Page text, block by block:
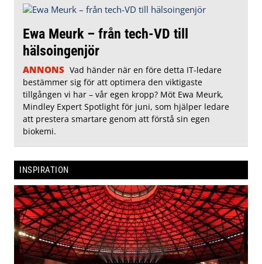
Ewa Meurk – från tech-VD till
hälsoingenjör
ANNONS Vad händer när en före detta IT-ledare
bestämmer sig för att optimera den viktigaste
tillgången vi har – vår egen kropp? Möt Ewa Meurk,
Mindley Expert Spotlight för juni, som hjälper ledare
att prestera smartare genom att förstå sin egen
biokemi.
INSPIRATION